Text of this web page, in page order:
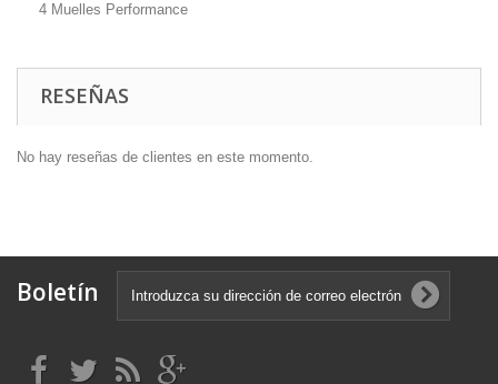
4 Muelles Performance
RESEÑAS
No hay reseñas de clientes en este momento.
Boletín